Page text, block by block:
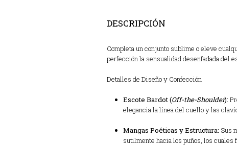
DESCRIPCIÓN
Completa un conjunto sublime o eleve
perfección la sensualidad desenfadada del
Detalles de Diseño y Confección
Escote Bardot (Off-the-Shoulder):
elegancia la línea del cuello y las
Mangas Poéticas y Estructura: Sus
sutilmente hacia los puños, los cuales